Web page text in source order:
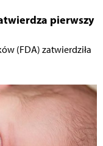
pierwszy
(FDA) zatwierdziła